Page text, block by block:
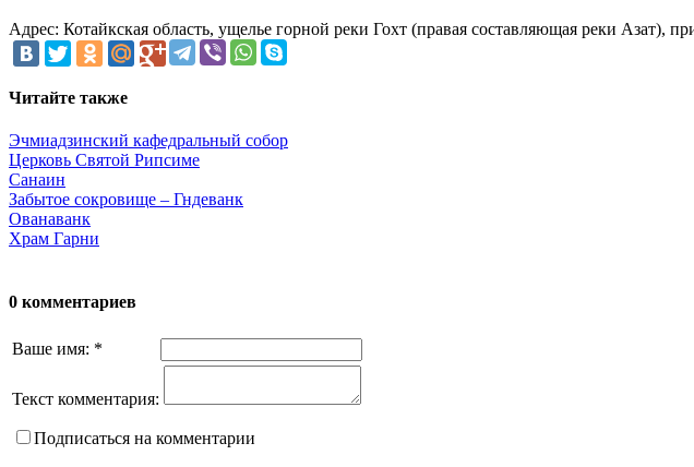
Адрес: Котайкская область, ущелье горной реки Гохт (правая составляющая реки Азат),
Читайте также
Эчмиадзинский кафедральный собор
Церковь Святой Рипсиме
Санаин
Забытое сокровище – Гндеванк
Ованаванк
Храм Гарни
0 комментариев
Ваше имя: *
Текст комментария:
Подписаться на комментарии